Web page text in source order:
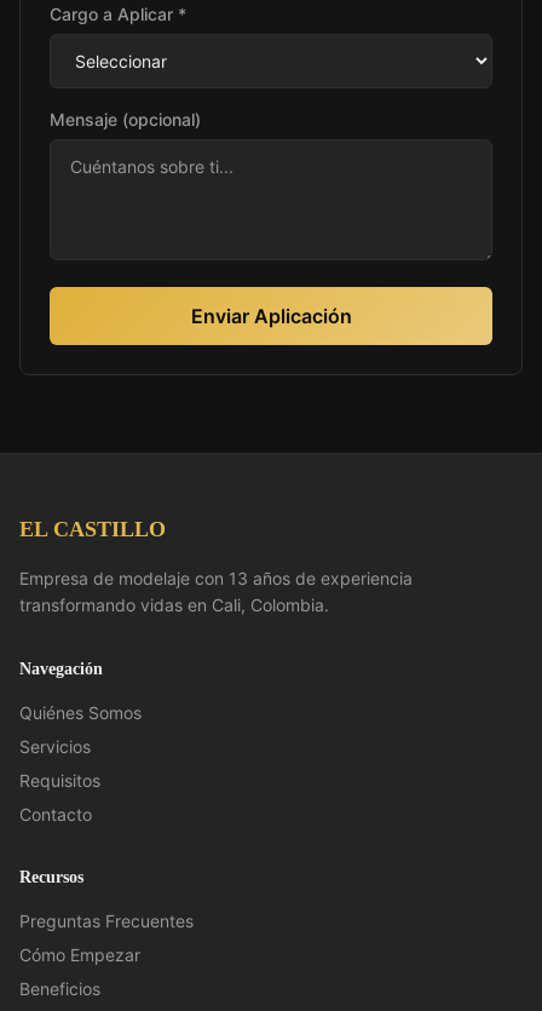
Cargo a Aplicar *
Mensaje (opcional)
Enviar Aplicación
EL CASTILLO
Empresa de modelaje con 13 años de experiencia
transformando vidas en Cali, Colombia.
Navegación
Quiénes Somos
Servicios
Requisitos
Contacto
Recursos
Preguntas Frecuentes
Cómo Empezar
Beneficios